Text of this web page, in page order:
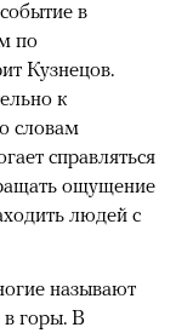
в
по
Кузнецов.
к
словам
справляться
ощущение
людей с
называют
в горы. В